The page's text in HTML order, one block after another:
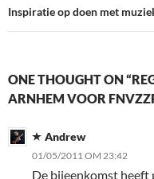
Inspiratie op doen met
ONE THOUGHT ON
ARNHEM VOOR
Andrew
01/05/2011 OM 23:42
De bijeenkomst heeft